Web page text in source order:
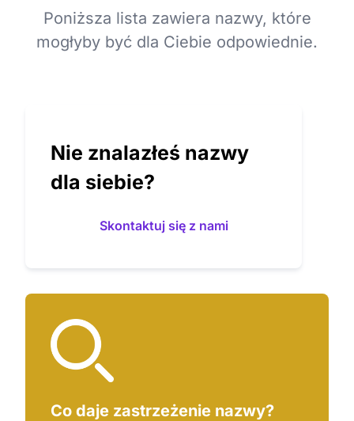
Poniższa lista zawiera nazwy, które
mogłyby być dla Ciebie odpowiednie.
Nie znalazłeś nazwy
dla siebie?
Skontaktuj się z nami
Co daje zastrzeżenie nazwy?